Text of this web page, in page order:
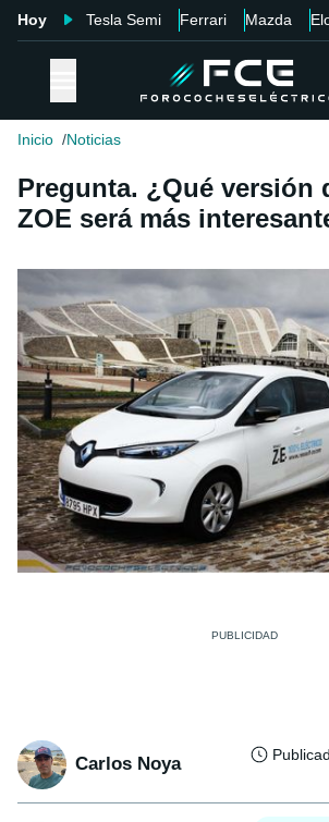
Hoy Tesla Semi Ferrari Mazda
Inicio Noticias
Pregunta. ¿Qué versión
ZOE será más
Carlos Noya